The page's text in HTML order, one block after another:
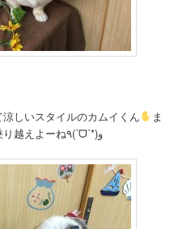
しいスタイルのカムイくん
ま
だまだ暑さ続くけど頑張って乗り越えよーね٩(ˊᗜˋ*)و